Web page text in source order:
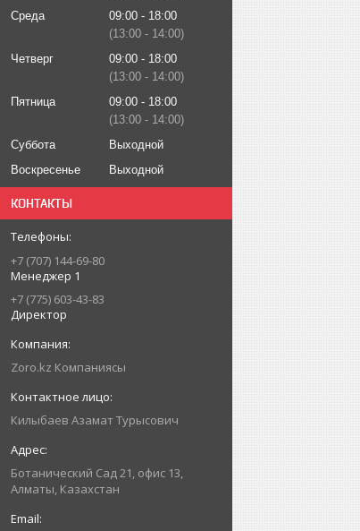
Среда
09:00
18:00
13:00
14:00
Четверг
09:00
18:00
13:00
14:00
Пятница
09:00
18:00
13:00
14:00
Суббота
Выходной
Воскресенье
Выходной
КОНТАКТЫ
+7 (707) 144-69-80
Менеджер 1
+7 (775) 603-43-83
Директор
Zoro.kz Компаниясы
Килыбаев Азамат Турысович
Ботанический Сад 21, офис 13,
Алматы, Казахстан